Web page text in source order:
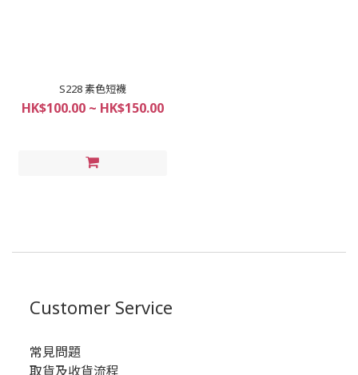
S228 素色短襪
HK$100.00 ~ HK$150.00
Customer Service
常見問題
取貨及收貨流程